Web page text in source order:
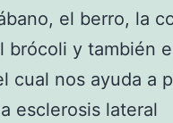
el berro, la
brócoli y también
cual nos ayuda a
esclerosis lateral